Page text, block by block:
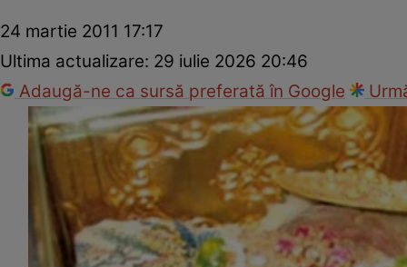
24 martie 2011 17:17
Ultima actualizare: 29 iulie 2026 20:46
Adaugă-ne ca sursă preferată în Google